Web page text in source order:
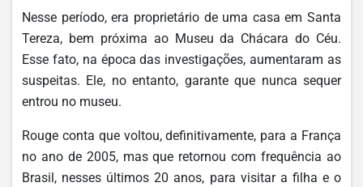
Nesse período, era proprietário de uma casa em Santa
Tereza, bem próxima ao Museu da Chácara do Céu.
Esse fato, na época das investigações, aumentaram as
suspeitas. Ele, no entanto, garante que nunca sequer
entrou no museu.
Rouge conta que voltou, definitivamente, para a França
no ano de 2005, mas que retornou com frequência ao
Brasil, nesses últimos 20 anos, para visitar a filha e o